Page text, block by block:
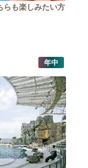
らも楽しみたい方
年中